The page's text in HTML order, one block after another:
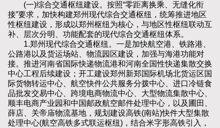
(一)综合交通枢纽建设。按照“零距离换乘、无缝化衔
接”要求，加快构建郑州现代综合交通枢纽，统筹推进地区
性枢纽建设，形成以郑州枢纽为核心，与地区性枢纽联动互
补、层次分明、功能配套的现代综合交通枢纽体系。
1.郑州现代综合交通枢纽。一是加快航空港、铁路港、
公路港以及货运场站、物流园区建设，加强与海港功能对
接。推进河南省国际快递物流港和河南全国性快递集散交换
中心工程后续建设；开工建设郑州新郑国际机场北货运区国
际货物转运中心、航空快件公共服务分拨中心、进口冷链食
品批发交易中心、跨境电商物流中心、大型物流集散中心、
顺丰电商产业园和中国邮政航空邮件处理中心，以及圃田、
薛店、关帝庙物流基地，规划建设高铁(南站)快件大型集散
处理中心(航空高铁多式联运枢纽)，结合米字形高铁引入，